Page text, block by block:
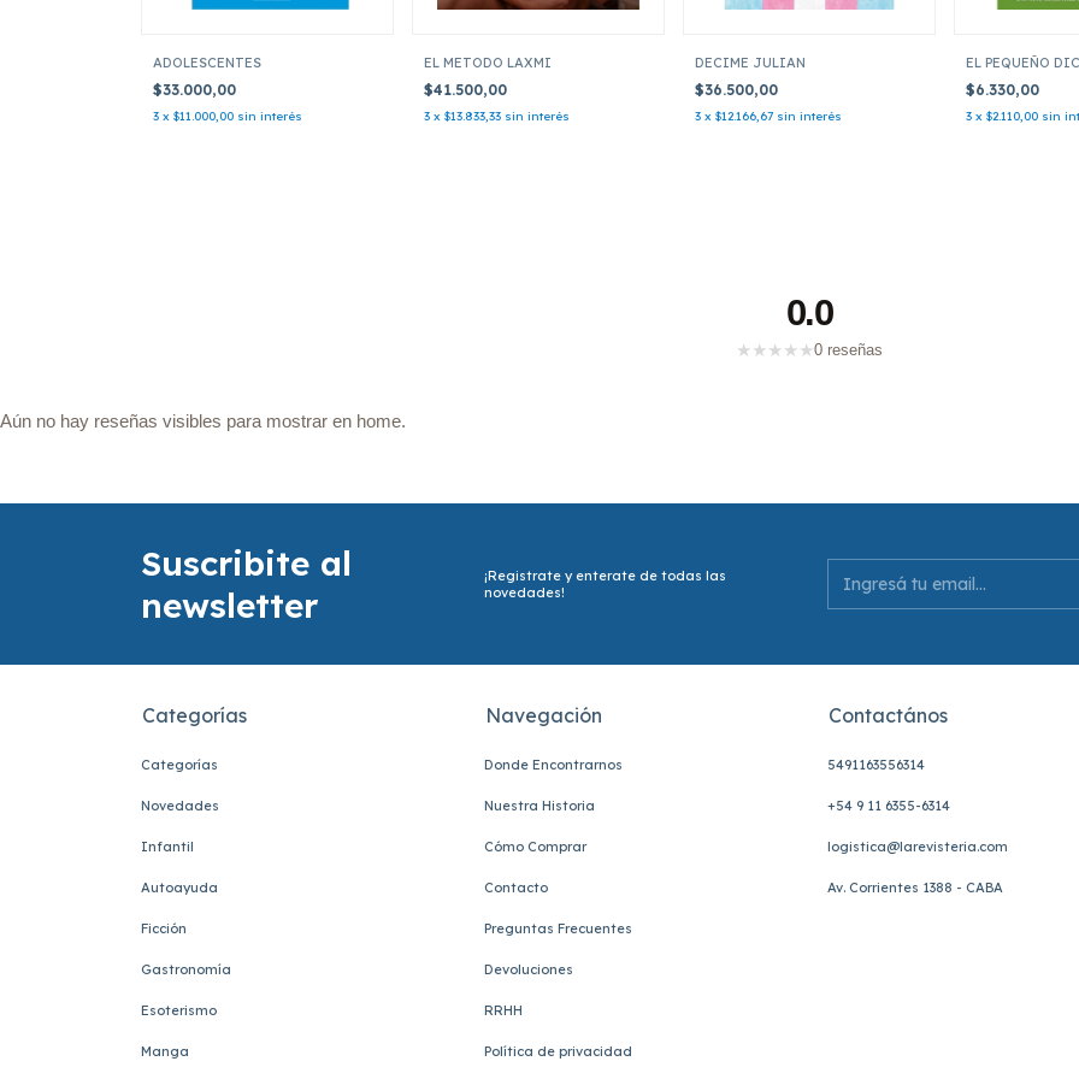
ADOLESCENTES
$33.000,00
3 x $11.000,00 sin interés
EL METODO LAXMI
$41.500,00
3 x $13.833,33 sin interés
DECIME JULIAN
$36.500,00
3 x $12.166,67 sin interés
EL PEQUEÑO
$6.330,00
3 x $2.110,00 sin
0.0
★ ★ ★ ★ ★0 reseñas
Aún no hay reseñas visibles para mostrar en home.
Suscribite al
newsletter
¡Registrate y enterate de todas las
novedades!
Categorías
Categorías
Novedades
Infantil
Autoayuda
Ficción
Gastronomía
Esoterismo
Manga
Navegación
Donde Encontrarnos
Nuestra Historia
Cómo Comprar
Contacto
Preguntas Frecuentes
Devoluciones
RRHH
Política de privacidad
Contactános
5491163556314
+54 9 11 6355-6314
logistica@larevisteria.com
Av. Corrientes 1388 - CABA